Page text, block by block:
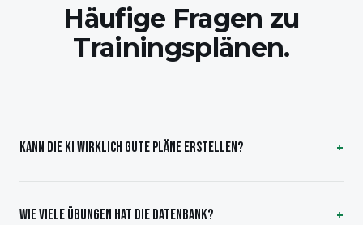
Häufige Fragen zu
Trainingsplänen.
KANN DIE KI WIRKLICH GUTE PLÄNE ERSTELLEN?
WIE VIELE ÜBUNGEN HAT DIE DATENBANK?